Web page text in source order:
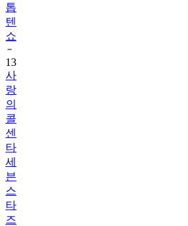
톱
텐
쇼
13
사
랑
의
콜
센
타
세
븐
스
타
즈